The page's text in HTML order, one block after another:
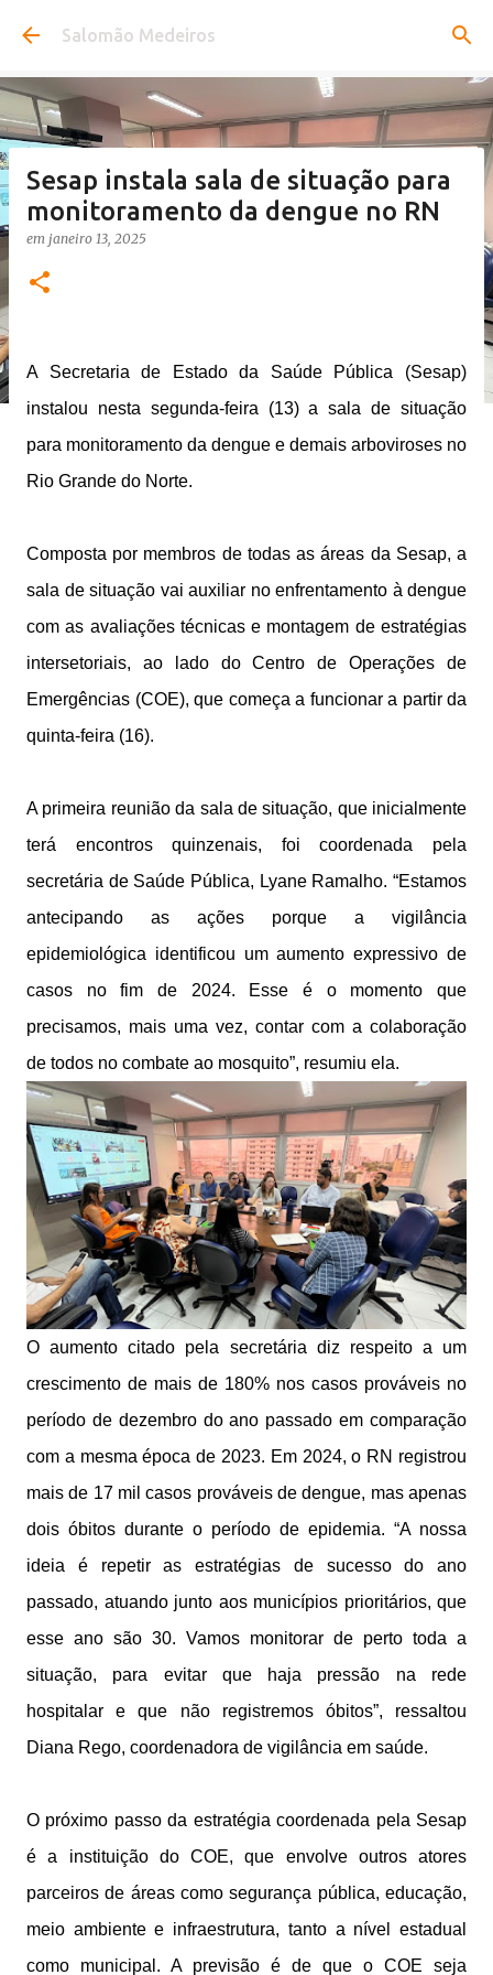
Pular para o conteúdo principal
Salomão Medeiros
Sesap instala sala de situação para
monitoramento da dengue no RN
em janeiro 13, 2025
A Secretaria de Estado da Saúde Pública (Sesap)
instalou nesta segunda-feira (13) a sala de situação
para monitoramento da dengue e demais arboviroses no
Rio Grande do Norte.
Composta por membros de todas as áreas da Sesap, a
sala de situação vai auxiliar no enfrentamento à dengue
com as avaliações técnicas e montagem de estratégias
intersetoriais, ao lado do Centro de Operações de
Emergências (COE), que começa a funcionar a partir da
quinta-feira (16).
A primeira reunião da sala de situação, que inicialmente
terá encontros quinzenais, foi coordenada pela
secretária de Saúde Pública, Lyane Ramalho. “Estamos
antecipando as ações porque a vigilância
epidemiológica identificou um aumento expressivo de
casos no fim de 2024. Esse é o momento que
precisamos, mais uma vez, contar com a colaboração
de todos no combate ao mosquito”, resumiu ela.
O aumento citado pela secretária diz respeito a um
crescimento de mais de 180% nos casos prováveis no
período de dezembro do ano passado em comparação
com a mesma época de 2023. Em 2024, o RN registrou
mais de 17 mil casos prováveis de dengue, mas apenas
dois óbitos durante o período de epidemia. “A nossa
ideia é repetir as estratégias de sucesso do ano
passado, atuando junto aos municípios prioritários, que
esse ano são 30. Vamos monitorar de perto toda a
situação, para evitar que haja pressão na rede
hospitalar e que não registremos óbitos”, ressaltou
Diana Rego, coordenadora de vigilância em saúde.
O próximo passo da estratégia coordenada pela Sesap
é a instituição do COE, que envolve outros atores
parceiros de áreas como segurança pública, educação,
meio ambiente e infraestrutura, tanto a nível estadual
como municipal. A previsão é de que o COE seja